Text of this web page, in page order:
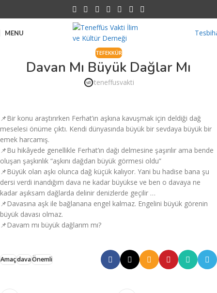
MENU
TEFEKKÜR
Davan Mı Büyük Dağlar Mı
teneffusvakti
📌Bir konu araştırırken Ferhat’ın aşkına kavuşmak için deldiği dağ
meselesi önüme çıktı. Kendi dünyasında büyük bir sevdaya büyük bir
emek harcamış.
📌Bu hikâyede genellikle Ferhat’ın dağı delmesine şaşırılır ama bende
oluşan şaşkınlık “aşkını dağdan büyük görmesi oldu”
📌Büyük olan aşkı olunca dağ küçük kalıyor. Yani bu hadise bana şu
dersi verdi inandığım dava ne kadar büyükse ve ben o davaya ne
kadar aşıksam dağlarda delinir denizlerde geçilir …
📌Davasına aşk ile bağlanana engel kalmaz. Engelini büyük görenin
büyük davası olmaz.
📌Davam mı büyük dağlarım mı?
AmaçdavaÖnemli